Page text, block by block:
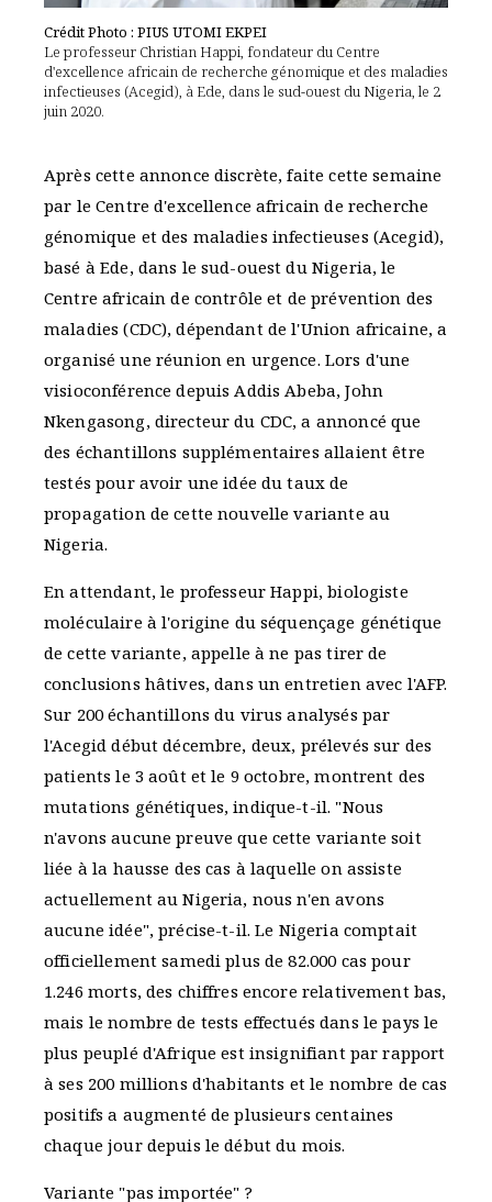
Crédit Photo : PIUS UTOMI EKPEI
Le professeur Christian Happi, fondateur du Centre
d'excellence africain de recherche génomique et des maladies
infectieuses (Acegid), à Ede, dans le sud-ouest du Nigeria, le 2
juin 2020.
Après cette annonce discrète, faite cette semaine
par le Centre d'excellence africain de recherche
génomique et des maladies infectieuses (Acegid),
basé à Ede, dans le sud-ouest du Nigeria, le
Centre africain de contrôle et de prévention des
maladies (CDC), dépendant de l'Union africaine, a
organisé une réunion en urgence. Lors d'une
visioconférence depuis Addis Abeba, John
Nkengasong, directeur du CDC, a annoncé que
des échantillons supplémentaires allaient être
testés pour avoir une idée du taux de
propagation de cette nouvelle variante au
Nigeria.
En attendant, le professeur Happi, biologiste
moléculaire à l'origine du séquençage génétique
de cette variante, appelle à ne pas tirer de
conclusions hâtives, dans un entretien avec l'AFP.
Sur 200 échantillons du virus analysés par
l'Acegid début décembre, deux, prélevés sur des
patients le 3 août et le 9 octobre, montrent des
mutations génétiques, indique-t-il. "Nous
n'avons aucune preuve que cette variante soit
liée à la hausse des cas à laquelle on assiste
actuellement au Nigeria, nous n'en avons
aucune idée", précise-t-il. Le Nigeria comptait
officiellement samedi plus de 82.000 cas pour
1.246 morts, des chiffres encore relativement bas,
mais le nombre de tests effectués dans le pays le
plus peuplé d'Afrique est insignifiant par rapport
à ses 200 millions d'habitants et le nombre de cas
positifs a augmenté de plusieurs centaines
chaque jour depuis le début du mois.
Variante "pas importée" ?